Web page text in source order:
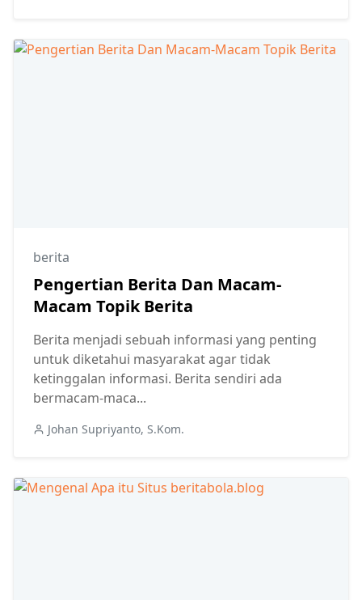
berita
Pengertian Berita Dan Macam-
Macam Topik Berita
Berita menjadi sebuah informasi yang penting
untuk diketahui masyarakat agar tidak
ketinggalan informasi. Berita sendiri ada
bermacam-maca...
Johan Supriyanto, S.Kom.